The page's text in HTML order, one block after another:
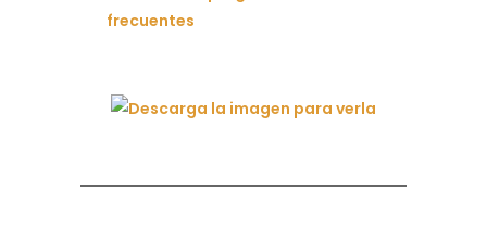
frecuentes